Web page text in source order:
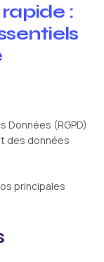
:
Données (RGPD)
des données
principales